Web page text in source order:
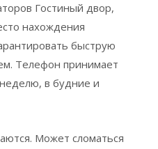
Гостиный двор,
нахождения
быструю
Телефон принимает
в будние и
Может сломаться